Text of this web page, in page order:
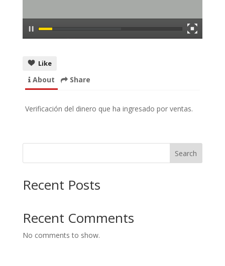
Like
About Share
Verificación del dinero que ha ingresado por ventas.
Search
Recent Posts
Recent Comments
No comments to show.